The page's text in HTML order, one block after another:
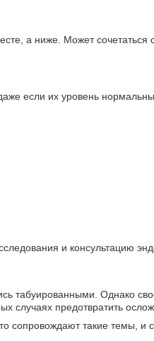
а ниже. Может
если их уровень
и консультацию
табуированными. Однако
случаях предотвратить
сопровождают такие темы, и